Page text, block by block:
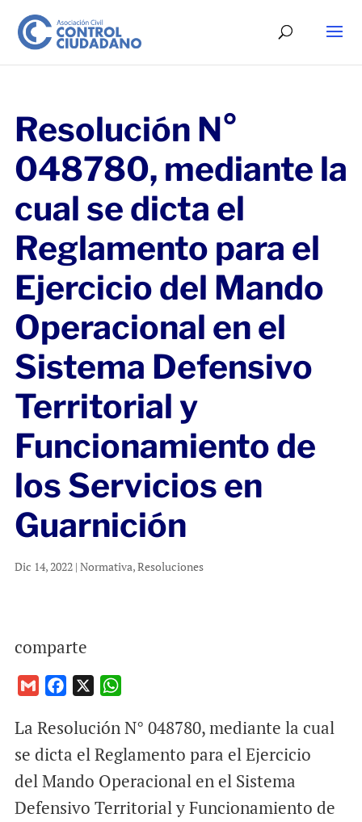
Resolución N°
048780, mediante la
cual se dicta el
Reglamento para el
Ejercicio del Mando
Operacional en el
Sistema Defensivo
Territorial y
Funcionamiento de
los Servicios en
Guarnición
Dic 14, 2022| Normativa,Resoluciones
comparte
a
i
c
e
o
o
a
t
s
A
p
La Resolución N° 048780, mediante la cual
se dicta el Reglamento para el Ejercicio
del Mando Operacional en el Sistema
Defensivo Territorial y Funcionamiento de